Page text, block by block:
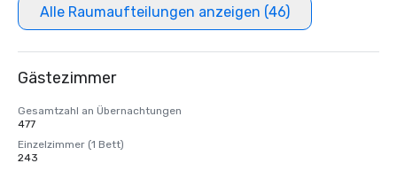
Alle Raumaufteilungen anzeigen (46)
Gästezimmer
Gesamtzahl an Übernachtungen
477
Einzelzimmer (1 Bett)
243